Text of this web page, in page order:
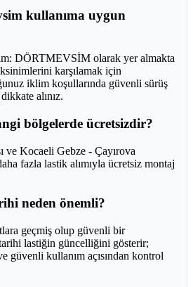
kullanıma uygun
DÖRTMEVSİM olarak yer almakta
karşılamak için
iklim koşullarında güvenli sürüş
alınız.
bölgelerde ücretsizdir?
ve Kocaeli Gebze - Çayırova
fazla lastik alımıyla ücretsiz montaj
neden önemli?
geçmiş olup güvenli bir
lastiğin güncelliğini gösterir;
güvenli kullanım açısından kontrol